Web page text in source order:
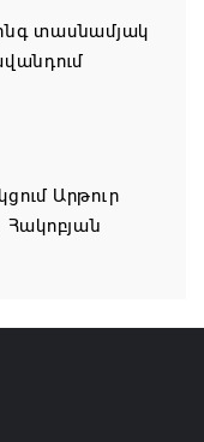
դատական
ՏԱՇՏՈՒՆ
տասնամյակ
Արթուր
Հակոբյան